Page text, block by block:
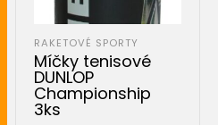
RAKETOVÉ SPORTY
Míčky tenisové
DUNLOP
Championship
3ks